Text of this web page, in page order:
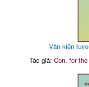
Văn kiện
Tác giả: Con. for